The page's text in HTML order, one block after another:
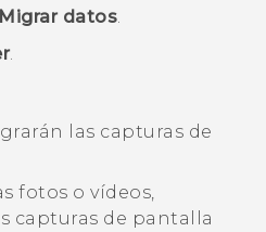
Migrar datos.
.
las capturas de
fotos o vídeos,
capturas de pantalla